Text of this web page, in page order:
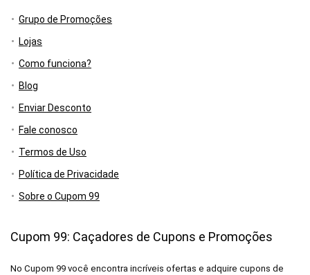
Grupo de Promoções
Lojas
Como funciona?
Blog
Enviar Desconto
Fale conosco
Termos de Uso
Política de Privacidade
Sobre o Cupom 99
Cupom 99: Caçadores de Cupons e Promoções
No Cupom 99 você encontra incríveis ofertas e adquire cupons de